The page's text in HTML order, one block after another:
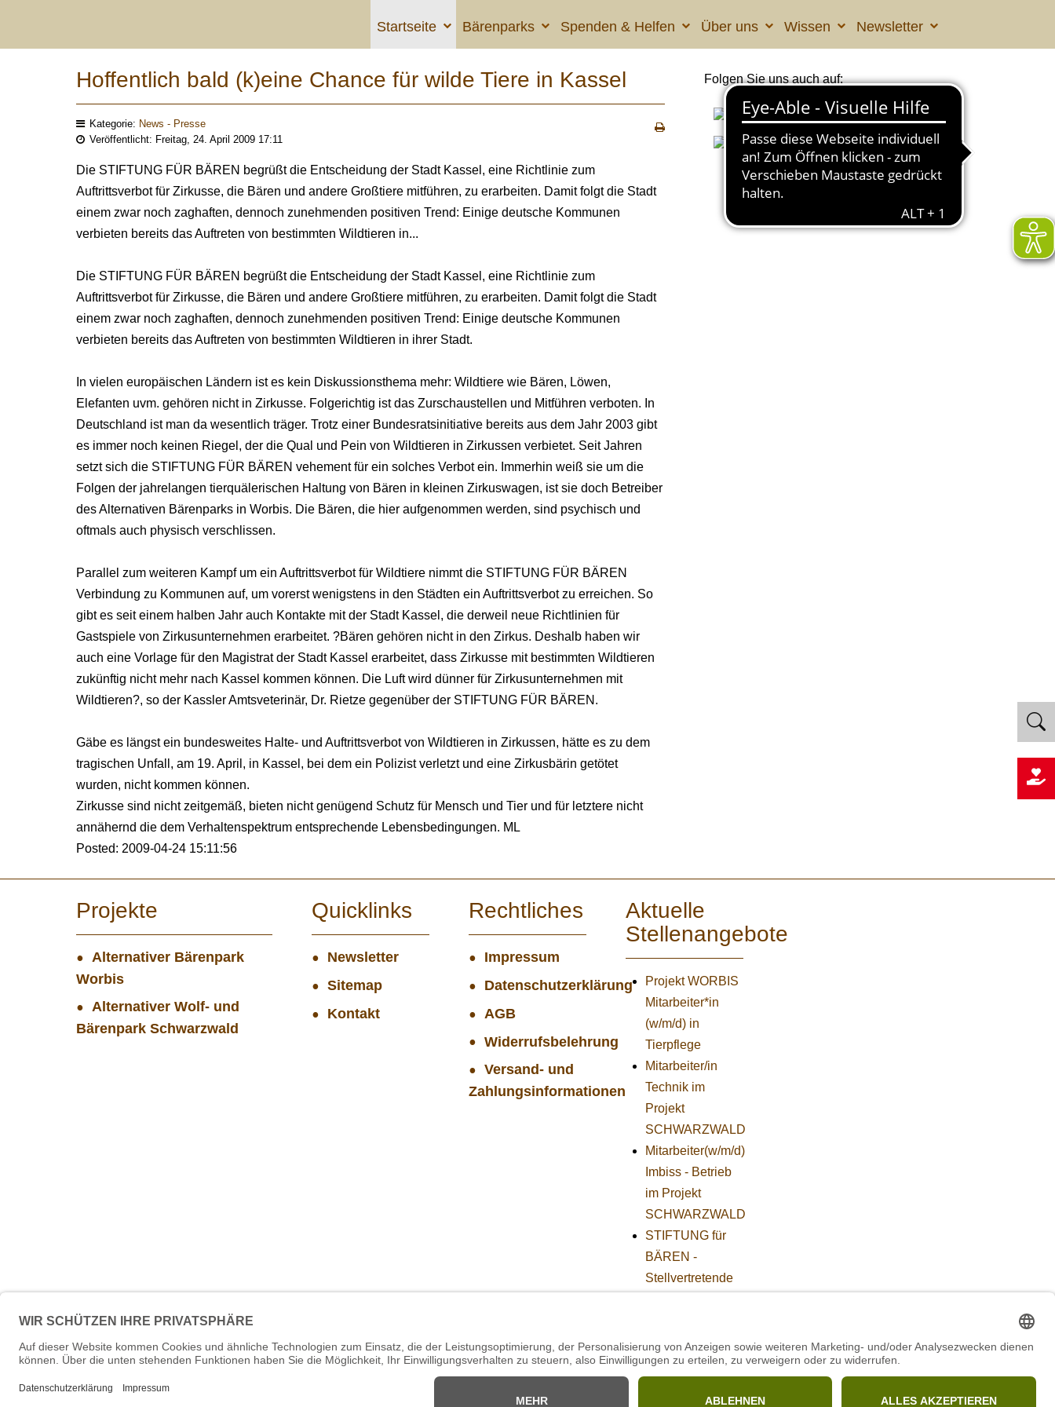
Startseite Bärenparks Spenden & Helfen Über uns Wissen Newsletter
Hoffentlich bald (k)eine Chance für wilde Tiere in Kassel
Kategorie: News - Presse
Veröffentlicht: Freitag, 24. April 2009 17:11
Die STIFTUNG FÜR BÄREN begrüßt die Entscheidung der Stadt Kassel, eine Richtlinie zum
Auftrittsverbot für Zirkusse, die Bären und andere Großtiere mitführen, zu erarbeiten. Damit folgt die Stadt
einem zwar noch zaghaften, dennoch zunehmenden positiven Trend: Einige deutsche Kommunen
verbieten bereits das Auftreten von bestimmten Wildtieren in...
Die STIFTUNG FÜR BÄREN begrüßt die Entscheidung der Stadt Kassel, eine Richtlinie zum
Auftrittsverbot für Zirkusse, die Bären und andere Großtiere mitführen, zu erarbeiten. Damit folgt die Stadt
einem zwar noch zaghaften, dennoch zunehmenden positiven Trend: Einige deutsche Kommunen
verbieten bereits das Auftreten von bestimmten Wildtieren in ihrer Stadt.
In vielen europäischen Ländern ist es kein Diskussionsthema mehr: Wildtiere wie Bären, Löwen,
Elefanten uvm. gehören nicht in Zirkusse. Folgerichtig ist das Zurschaustellen und Mitführen verboten. In
Deutschland ist man da wesentlich träger. Trotz einer Bundesratsinitiative bereits aus dem Jahr 2003 gibt
es immer noch keinen Riegel, der die Qual und Pein von Wildtieren in Zirkussen verbietet. Seit Jahren
setzt sich die STIFTUNG FÜR BÄREN vehement für ein solches Verbot ein. Immerhin weiß sie um die
Folgen der jahrelangen tierquälerischen Haltung von Bären in kleinen Zirkuswagen, ist sie doch Betreiber
des Alternativen Bärenparks in Worbis. Die Bären, die hier aufgenommen werden, sind psychisch und
oftmals auch physisch verschlissen.
Parallel zum weiteren Kampf um ein Auftrittsverbot für Wildtiere nimmt die STIFTUNG FÜR BÄREN
Verbindung zu Kommunen auf, um vorerst wenigstens in den Städten ein Auftrittsverbot zu erreichen. So
gibt es seit einem halben Jahr auch Kontakte mit der Stadt Kassel, die derweil neue Richtlinien für
Gastspiele von Zirkusunternehmen erarbeitet. ?Bären gehören nicht in den Zirkus. Deshalb haben wir
auch eine Vorlage für den Magistrat der Stadt Kassel erarbeitet, dass Zirkusse mit bestimmten Wildtieren
zukünftig nicht mehr nach Kassel kommen können. Die Luft wird dünner für Zirkusunternehmen mit
Wildtieren?, so der Kassler Amtsveterinär, Dr. Rietze gegenüber der STIFTUNG FÜR BÄREN.
Gäbe es längst ein bundesweites Halte- und Auftrittsverbot von Wildtieren in Zirkussen, hätte es zu dem
tragischen Unfall, am 19. April, in Kassel, bei dem ein Polizist verletzt und eine Zirkusbärin getötet
wurden, nicht kommen können.
Zirkusse sind nicht zeitgemäß, bieten nicht genügend Schutz für Mensch und Tier und für letztere nicht
annähernd die dem Verhaltenspektrum entsprechende Lebensbedingungen. ML
Posted: 2009-04-24 15:11:56
Folgen Sie uns auch auf:
Projekte
Alternativer Bärenpark
Worbis
Alternativer Wolf- und
Bärenpark Schwarzwald
Quicklinks
Newsletter
Sitemap
Kontakt
Rechtliches
Impressum
Datenschutzerklärung
AGB
Widerrufsbelehrung
Versand- und
Zahlungsinformationen
Aktuelle
Stellenangebote
Projekt WORBIS
Mitarbeiter*in
(w/m/d) in
Tierpflege
Mitarbeiter/in
Technik im
Projekt
SCHWARZWALD
Mitarbeiter(w/m/d)
Imbiss - Betrieb
im Projekt
SCHWARZWALD
STIFTUNG für
BÄREN -
Stellvertretende
Projekt WORBIS
Praktikum: